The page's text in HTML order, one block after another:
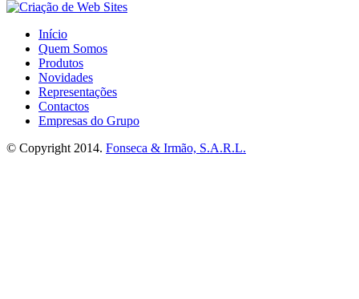
Início
Quem Somos
Produtos
Novidades
Representações
Contactos
Empresas do Grupo
© Copyright 2014. Fonseca & Irmão, S.A.R.L.